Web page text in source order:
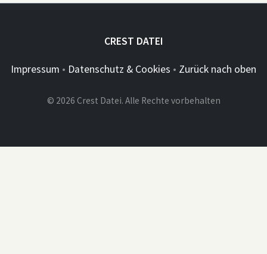
CREST DATEI
Impressum • Datenschutz & Cookies • Zurück nach oben
© 2026 Crest Datei. Alle Rechte vorbehalten